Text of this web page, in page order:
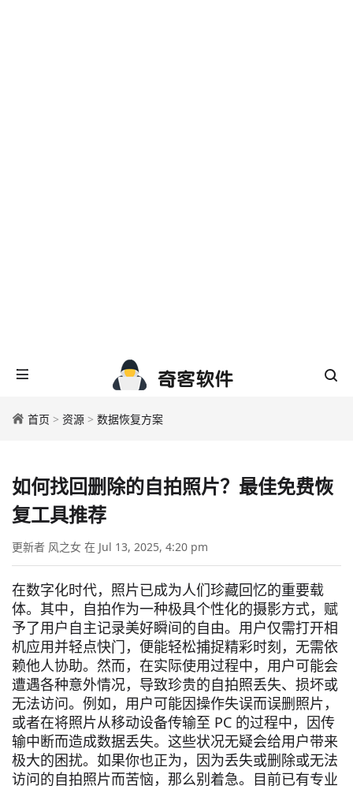
首页 > 资源 > 数据恢复方案
如何找回删除的自拍照片？最佳免费恢
复工具推荐
更新者 风之女 在 Jul 13, 2025, 4:20 pm
在数字化时代，照片已成为人们珍藏回忆的重要载
体。其中，自拍作为一种极具个性化的摄影方式，赋
予了用户自主记录美好瞬间的自由。用户仅需打开相
机应用并轻点快门，便能轻松捕捉精彩时刻，无需依
赖他人协助。然而，在实际使用过程中，用户可能会
遭遇各种意外情况，导致珍贵的自拍照丢失、损坏或
无法访问。例如，用户可能因操作失误而误删照片，
或者在将照片从移动设备传输至 PC 的过程中，因传
输中断而造成数据丢失。这些状况无疑会给用户带来
极大的困扰。如果你也正为，因为丢失或删除或无法
访问的自拍照片而苦恼，那么别着急。目前已有专业